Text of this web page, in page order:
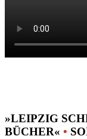
»LEIPZIG
BÜCHER« •